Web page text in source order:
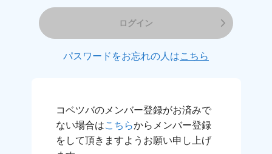
ログイン
パスワードをお忘れの人はこちら
コベツバのメンバー登録がお済みで
ない場合はこちらからメンバー登録
をして頂きますようお願い申し上げ